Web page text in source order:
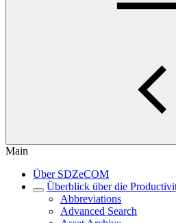
Main
Über SDZeCOM
Überblick über die
Abbreviations
Advanced Search